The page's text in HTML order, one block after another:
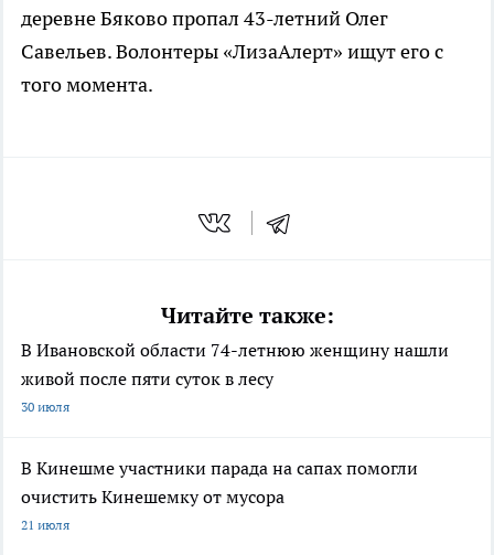
деревне Бяково пропал 43-летний Олег
Савельев. Волонтеры «ЛизаАлерт» ищут его с
того момента.
Читайте также:
В Ивановской области 74-летнюю женщину нашли
живой после пяти суток в лесу
30 июля
В Кинешме участники парада на сапах помогли
очистить Кинешемку от мусора
21 июля